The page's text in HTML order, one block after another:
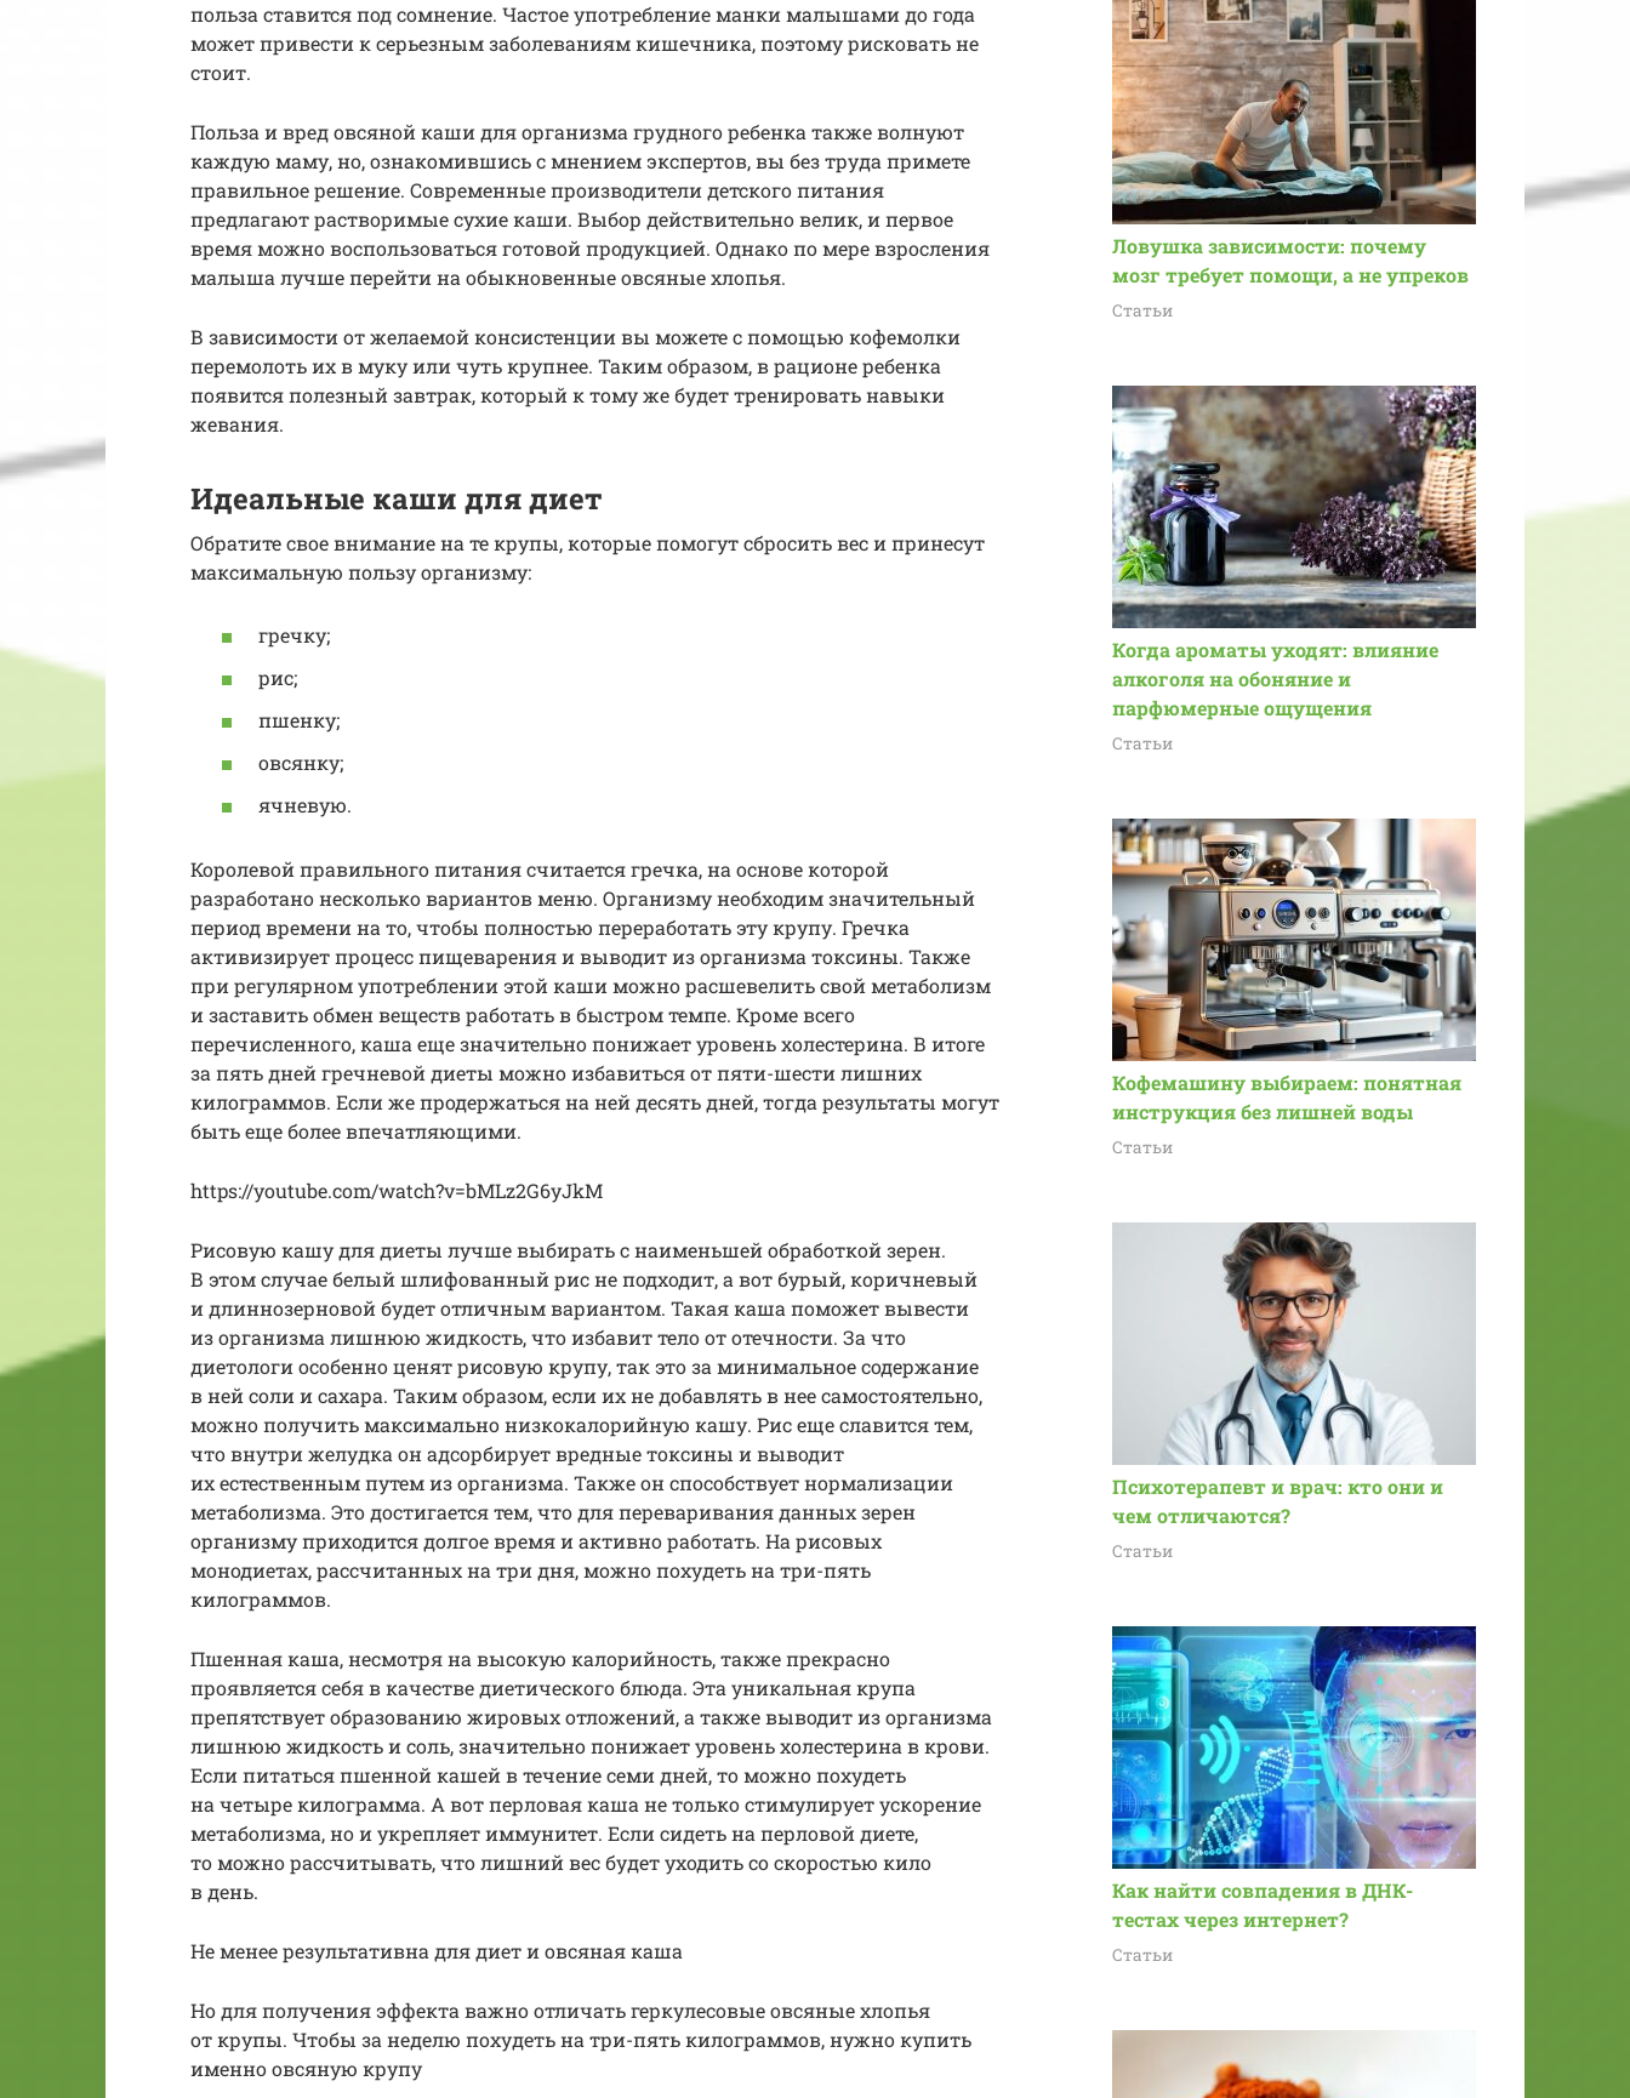
польза ставится под сомнение. Частое употребление манки малышами до года
может привести к серьезным заболеваниям кишечника, поэтому рисковать не
стоит.
Польза и вред овсяной каши для организма грудного ребенка также волнуют
каждую маму, но, ознакомившись с мнением экспертов, вы без труда примете
правильное решение. Современные производители детского питания
предлагают растворимые сухие каши. Выбор действительно велик, и первое
время можно воспользоваться готовой продукцией. Однако по мере взросления
малыша лучше перейти на обыкновенные овсяные хлопья.
В зависимости от желаемой консистенции вы можете с помощью кофемолки
перемолоть их в муку или чуть крупнее. Таким образом, в рационе ребенка
появится полезный завтрак, который к тому же будет тренировать навыки
жевания.
Идеальные каши для диет
Обратите свое внимание на те крупы, которые помогут сбросить вес и принесут
максимальную пользу организму:
гречку;
рис;
пшенку;
овсянку;
ячневую.
Королевой правильного питания считается гречка, на основе которой
разработано несколько вариантов меню. Организму необходим значительный
период времени на то, чтобы полностью переработать эту крупу. Гречка
активизирует процесс пищеварения и выводит из организма токсины. Также
при регулярном употреблении этой каши можно расшевелить свой метаболизм
и заставить обмен веществ работать в быстром темпе. Кроме всего
перечисленного, каша еще значительно понижает уровень холестерина. В итоге
за пять дней гречневой диеты можно избавиться от пяти-шести лишних
килограммов. Если же продержаться на ней десять дней, тогда результаты могут
быть еще более впечатляющими.
https://youtube.com/watch?v=bMLz2G6yJkM
Рисовую кашу для диеты лучше выбирать с наименьшей обработкой зерен.
В этом случае белый шлифованный рис не подходит, а вот бурый, коричневый
и длиннозерновой будет отличным вариантом. Такая каша поможет вывести
из организма лишнюю жидкость, что избавит тело от отечности. За что
диетологи особенно ценят рисовую крупу, так это за минимальное содержание
в ней соли и сахара. Таким образом, если их не добавлять в нее самостоятельно,
можно получить максимально низкокалорийную кашу. Рис еще славится тем,
что внутри желудка он адсорбирует вредные токсины и выводит
их естественным путем из организма. Также он способствует нормализации
метаболизма. Это достигается тем, что для переваривания данных зерен
организму приходится долгое время и активно работать. На рисовых
монодиетах, рассчитанных на три дня, можно похудеть на три-пять
килограммов.
Пшенная каша, несмотря на высокую калорийность, также прекрасно
проявляется себя в качестве диетического блюда. Эта уникальная крупа
препятствует образованию жировых отложений, а также выводит из организма
лишнюю жидкость и соль, значительно понижает уровень холестерина в крови.
Если питаться пшенной кашей в течение семи дней, то можно похудеть
на четыре килограмма. А вот перловая каша не только стимулирует ускорение
метаболизма, но и укрепляет иммунитет. Если сидеть на перловой диете,
то можно рассчитывать, что лишний вес будет уходить со скоростью кило
в день.
Не менее результативна для диет и овсяная каша
Но для получения эффекта важно отличать геркулесовые овсяные хлопья
от крупы. Чтобы за неделю похудеть на три-пять килограммов, нужно купить
именно овсяную крупу
Ловушка зависимости: почему
мозг требует помощи, а не упреков
Статьи
Когда ароматы уходят: влияние
алкоголя на обоняние и
парфюмерные ощущения
Статьи
Кофемашину выбираем: понятная
инструкция без лишней воды
Статьи
Психотерапевт и врач: кто они и
чем отличаются?
Статьи
Как найти совпадения в ДНК-
тестах через интернет?
Статьи